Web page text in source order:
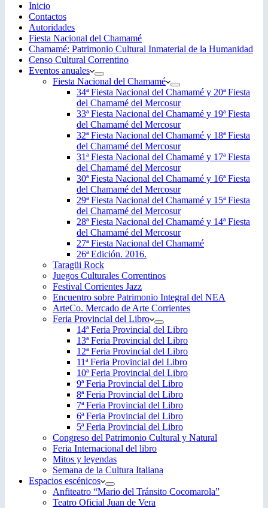
Inicio
Contactos
Autoridades
Fiesta Nacional del Chamamé
Chamamé: Patrimonio Cultural Inmaterial de la Humanidad
Censo Cultural Correntino
Eventos anuales
Fiesta Nacional del Chamamé
34ª Fiesta Nacional del Chamamé y 20ª Fiesta
del Chamamé del Mercosur
33ª Fiesta Nacional del Chamamé y 19ª Fiesta
del Chamamé del Mercosur
32ª Fiesta Nacional del Chamamé y 18ª Fiesta
del Chamamé del Mercosur
31ª Fiesta Nacional del Chamamé y 17ª Fiesta
del Chamamé del Mercosur
30ª Fiesta Nacional del Chamamé y 16ª Fiesta
del Chamamé del Mercosur
29ª Fiesta Nacional del Chamamé y 15ª Fiesta
del Chamamé del Mercosur
28ª Fiesta Nacional del Chamamé y 14ª Fiesta
del Chamamé del Mercosur
27ª Fiesta Nacional del Chamamé
26ª Edición. 2016.
Taragüi Rock
Juegos Culturales Correntinos
Festival Corrientes Jazz
Encuentro sobre Patrimonio Integral del NEA
ArteCo. Mercado de Arte Corrientes
Feria Provincial del Libro
14ª Feria Provincial del Libro
13ª Feria Provincial del Libro
12ª Feria Provincial del Libro
11ª Feria Provincial del Libro
10ª Feria Provincial del Libro
9ª Feria Provincial del Libro
8ª Feria Provincial del Libro
7ª Feria Provincial del Libro
6ª Feria Provincial del Libro
5ª Feria Provincial del Libro
Congreso del Patrimonio Cultural y Natural
Feria Internacional del libro
Mitos y leyendas
Semana de la Cultura Italiana
Espacios escénicos
Anfiteatro “Mario del Tránsito Cocomarola”
Teatro Oficial Juan de Vera